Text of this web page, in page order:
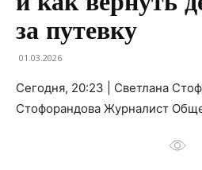
за путевку
01.03.2026
Сегодня, 20:23 | Светлана
Стофорандова Журналист